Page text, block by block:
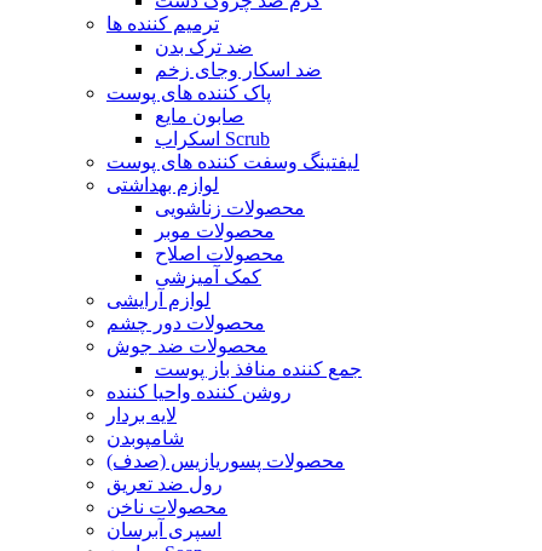
ترمیم کننده ها
ضد ترک بدن
ضد اسکار وجای زخم
پاک کننده های پوست
صابون مایع
اسکراب Scrub
لیفتینگ وسفت کننده های پوست
لوازم بهداشتی
محصولات زناشویی
محصولات موبر
محصولات اصلاح
کمک آمیزشی
لوازم آرایشی
محصولات دور چشم
محصولات ضد جوش
جمع کننده منافذ باز پوست
روشن کننده واحیا کننده
لایه بردار
شامپوبدن
محصولات پسوریازیس (صدف)
رول ضد تعریق
محصولات ناخن
اسپری آبرسان